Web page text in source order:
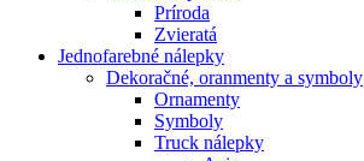
Príroda
Zvieratá
Jednofarebné nálepky
Dekoračné, oranmenty a symboly
Ornamenty
Symboly
Truck nálepky